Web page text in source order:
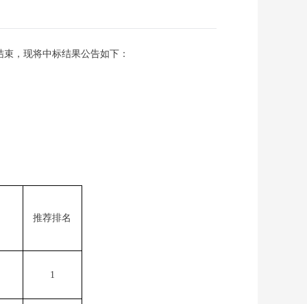
束，现将中标结果公告如下：
推荐排名
1